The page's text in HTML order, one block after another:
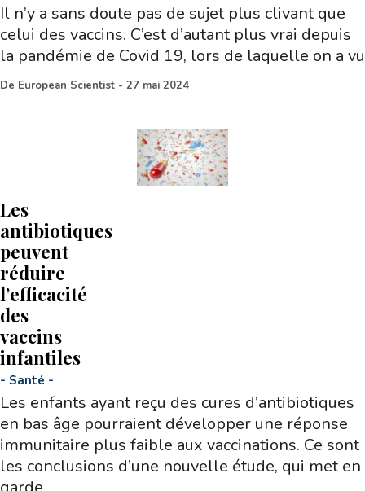
Il n’y a sans doute pas de sujet plus clivant que
celui des vaccins. C’est d’autant plus vrai depuis
la pandémie de Covid 19, lors de laquelle on a vu
De European Scientist - 27 mai 2024
Les
antibiotiques
peuvent
réduire
l’efficacité
des
vaccins
infantiles
- Santé -
Les enfants ayant reçu des cures d’antibiotiques
en bas âge pourraient développer une réponse
immunitaire plus faible aux vaccinations. Ce sont
les conclusions d’une nouvelle étude, qui met en